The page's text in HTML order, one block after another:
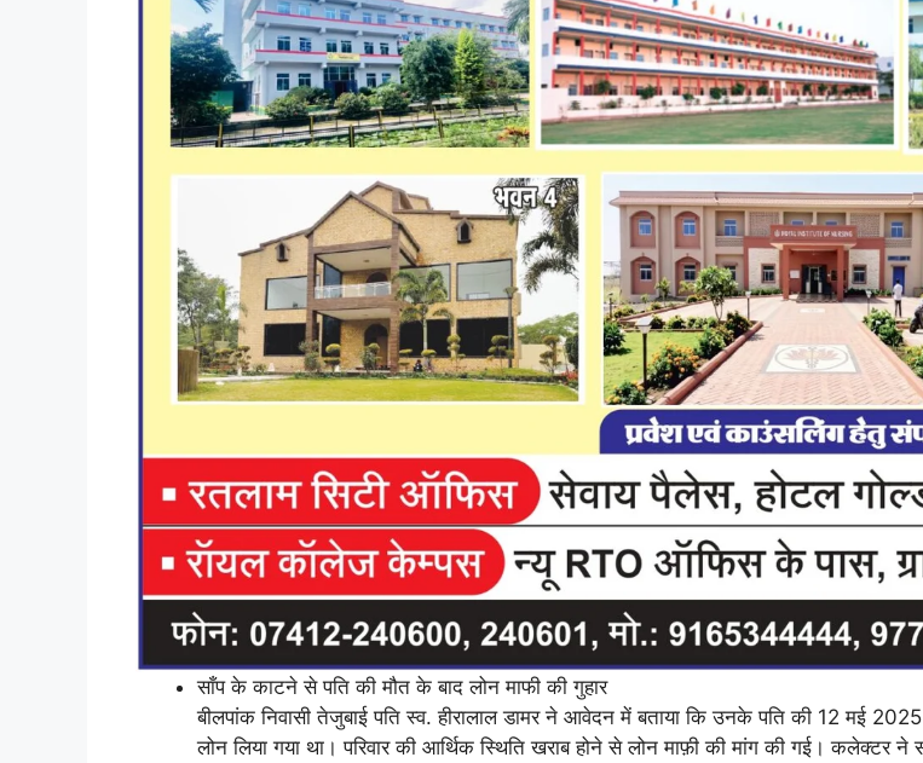
साँप के काटने से पति की मौत के बाद लोन माफी की गुहार
बीलपांक निवासी तेजुबाई पति स्व. हीरालाल डामर ने आवेदन में बताया कि उनके पति की 12 मई
लोन लिया गया था। परिवार की आर्थिक स्थिति खराब होने से लोन माफ़ी की मांग की गई। कलेक्टर ने